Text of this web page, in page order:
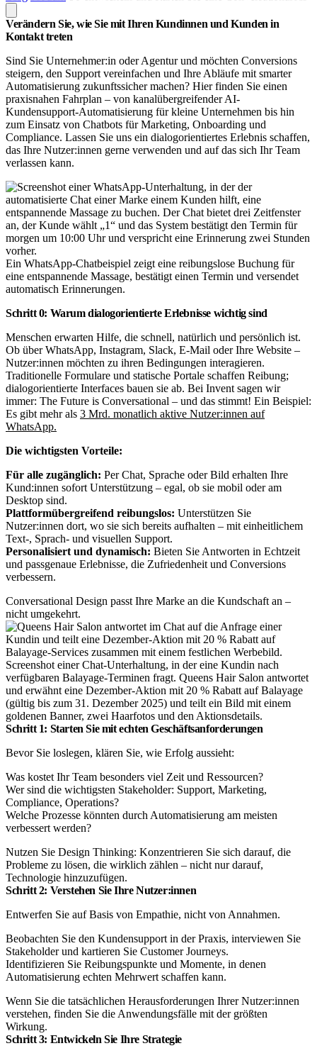
Verändern Sie, wie Sie mit Ihren Kundinnen und Kunden in
Kontakt treten
Sind Sie Unternehmer:in oder Agentur und möchten Conversions
steigern, den Support vereinfachen und Ihre Abläufe mit smarter
Automatisierung zukunftssicher machen? Hier finden Sie einen
praxisnahen Fahrplan – von kanalübergreifender AI-
Kundensupport-Automatisierung für kleine Unternehmen bis hin
zum Einsatz von Chatbots für Marketing, Onboarding und
Compliance. Lassen Sie uns ein dialogorientiertes Erlebnis schaffen,
das Ihre Nutzer:innen gerne verwenden und auf das sich Ihr Team
verlassen kann.
Ein WhatsApp-Chatbeispiel zeigt eine reibungslose Buchung für
eine entspannende Massage, bestätigt einen Termin und versendet
automatisch Erinnerungen.
Schritt 0: Warum dialogorientierte Erlebnisse wichtig sind
Menschen erwarten Hilfe, die schnell, natürlich und persönlich ist.
Ob über WhatsApp, Instagram, Slack, E-Mail oder Ihre Website –
Nutzer:innen möchten zu ihren Bedingungen interagieren.
Traditionelle Formulare und statische Portale schaffen Reibung;
dialogorientierte Interfaces bauen sie ab. Bei Invent sagen wir
immer: The Future is Conversational – und das stimmt! Ein Beispiel:
Es gibt mehr als 3 Mrd. monatlich aktive Nutzer:innen auf
WhatsApp.
Die wichtigsten Vorteile:
Für alle zugänglich: Per Chat, Sprache oder Bild erhalten Ihre
Kund:innen sofort Unterstützung – egal, ob sie mobil oder am
Desktop sind.
Plattformübergreifend reibungslos: Unterstützen Sie
Nutzer:innen dort, wo sie sich bereits aufhalten – mit einheitlichem
Text-, Sprach- und visuellen Support.
Personalisiert und dynamisch: Bieten Sie Antworten in Echtzeit
und passgenaue Erlebnisse, die Zufriedenheit und Conversions
verbessern.
Conversational Design passt Ihre Marke an die Kundschaft an –
nicht umgekehrt.
Screenshot einer Chat-Unterhaltung, in der eine Kundin nach
verfügbaren Balayage-Terminen fragt. Queens Hair Salon antwortet
und erwähnt eine Dezember-Aktion mit 20 % Rabatt auf Balayage
(gültig bis zum 31. Dezember 2025) und teilt ein Bild mit einem
goldenen Banner, zwei Haarfotos und den Aktionsdetails.
Schritt 1: Starten Sie mit echten Geschäftsanforderungen
Bevor Sie loslegen, klären Sie, wie Erfolg aussieht:
Was kostet Ihr Team besonders viel Zeit und Ressourcen?
Wer sind die wichtigsten Stakeholder: Support, Marketing,
Compliance, Operations?
Welche Prozesse könnten durch Automatisierung am meisten
verbessert werden?
Nutzen Sie Design Thinking: Konzentrieren Sie sich darauf, die
Probleme zu lösen, die wirklich zählen – nicht nur darauf,
Technologie hinzuzufügen.
Schritt 2: Verstehen Sie Ihre Nutzer:innen
Entwerfen Sie auf Basis von Empathie, nicht von Annahmen.
Beobachten Sie den Kundensupport in der Praxis, interviewen Sie
Stakeholder und kartieren Sie Customer Journeys.
Identifizieren Sie Reibungspunkte und Momente, in denen
Automatisierung echten Mehrwert schaffen kann.
Wenn Sie die tatsächlichen Herausforderungen Ihrer Nutzer:innen
verstehen, finden Sie die Anwendungsfälle mit der größten
Wirkung.
Schritt 3: Entwickeln Sie Ihre Strategie